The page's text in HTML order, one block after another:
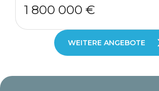
1 800 000 €
WEITERE ANGEBOTE